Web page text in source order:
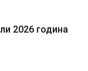
2026 година